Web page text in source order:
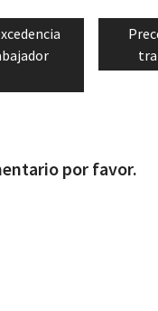
Next
post:
por favor.